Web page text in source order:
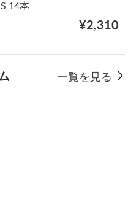
S 14本
¥2,310
一覧を見る